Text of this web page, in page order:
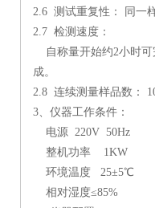
2.6 测试重复性： 同一
2.7 检测速度：
自称量开始约2小时可
成。
2.8 连续测量样品数：
3、 仪器工作条件：
电源 220V 50Hz
整机功率 1KW
环境温度 25±5℃
相对湿度≤85%